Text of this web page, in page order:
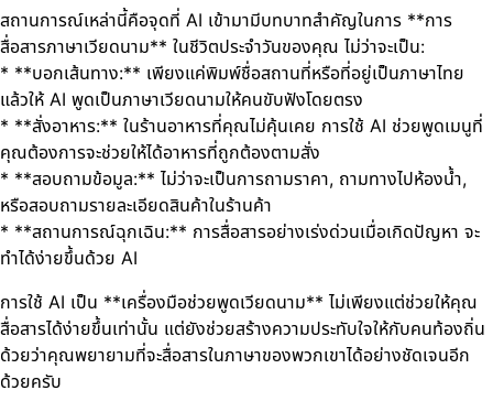
สถานการณ์เหล่านี้คือจุดที่ AI เข้ามามีบทบาทสำคัญในการ **การ
สื่อสารภาษาเวียดนาม** ในชีวิตประจำวันของคุณ ไม่ว่าจะเป็น:
* **บอกเส้นทาง:** เพียงแค่พิมพ์ชื่อสถานที่หรือที่อยู่เป็นภาษาไทย
แล้วให้ AI พูดเป็นภาษาเวียดนามให้คนขับฟังโดยตรง
* **สั่งอาหาร:** ในร้านอาหารที่คุณไม่คุ้นเคย การใช้ AI ช่วยพูดเมนูที่
คุณต้องการจะช่วยให้ได้อาหารที่ถูกต้องตามสั่ง
* **สอบถามข้อมูล:** ไม่ว่าจะเป็นการถามราคา, ถามทางไปห้องน้ำ,
หรือสอบถามรายละเอียดสินค้าในร้านค้า
* **สถานการณ์ฉุกเฉิน:** การสื่อสารอย่างเร่งด่วนเมื่อเกิดปัญหา จะ
ทำได้ง่ายขึ้นด้วย AI
การใช้ AI เป็น **เครื่องมือช่วยพูดเวียดนาม** ไม่เพียงแต่ช่วยให้คุณ
สื่อสารได้ง่ายขึ้นเท่านั้น แต่ยังช่วยสร้างความประทับใจให้กับคนท้องถิ่น
ด้วยว่าคุณพยายามที่จะสื่อสารในภาษาของพวกเขาได้อย่างชัดเจนอีก
ด้วยครับ